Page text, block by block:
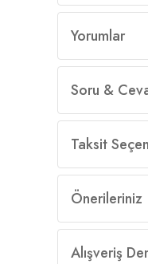
Yorumlar
Soru &
Taksit
Önerileriniz
Alışveriş